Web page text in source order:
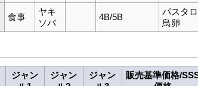
食事
ヤキ
ソバ
4B/5B
パスタ
鳥卵
ジャン
ジャン
ジャン
販売基準価格/